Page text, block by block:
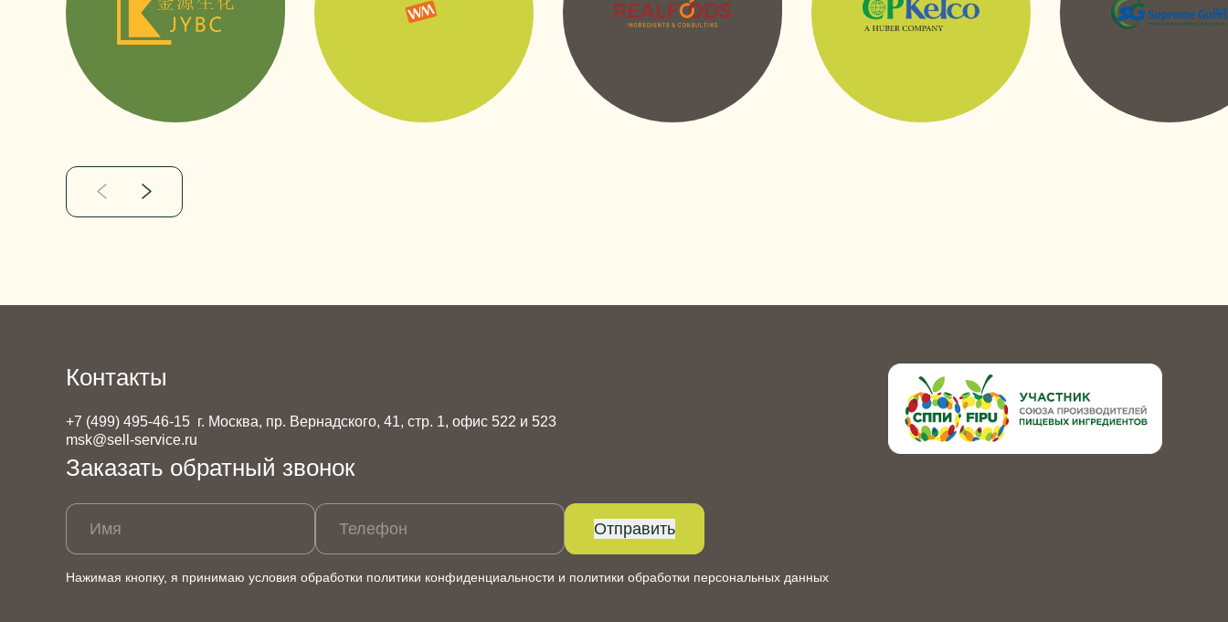
Контакты
+7 (499) 495-46-15
msk@sell-service.ru
г. Москва, пр. Вернадского, 41, стр. 1, офис 522 и 523
Заказать обратный звонок
Имя Телефон Отправить
Нажимая кнопку, я принимаю условия обработки политики конфиденциальности и политики обработки персональных данных